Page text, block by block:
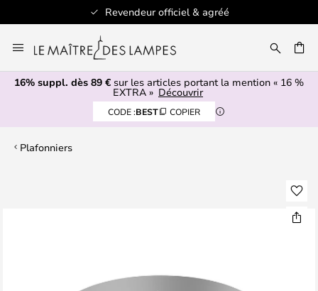
Revendeur officiel & agréé
au
contenu
16% suppl. dès 89 € sur les articles portant la mention « 16 %
EXTRA » Découvrir
CODE :BEST COPIER
Plafonniers